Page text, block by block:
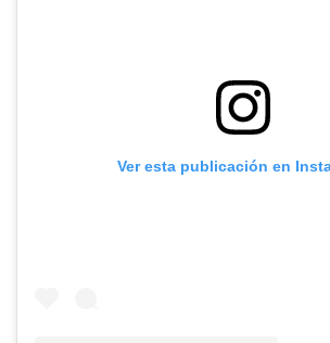
Ver esta publicación en